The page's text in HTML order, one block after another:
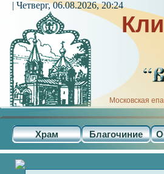
Московская
Храм Благочиние
| Четверг, 06.08.2026, 20:24